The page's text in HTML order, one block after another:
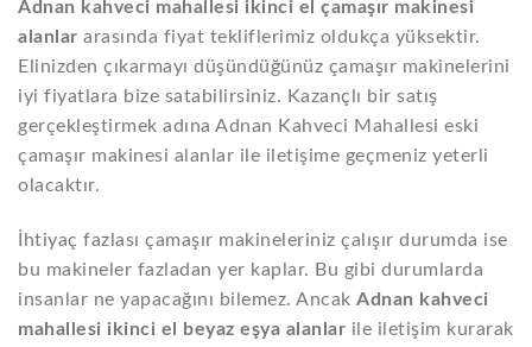
Adnan kahveci mahallesi ikinci el çamaşır makinesi
alanlar arasında fiyat tekliflerimiz oldukça yüksektir.
Elinizden çıkarmayı düşündüğünüz çamaşır makinelerini
iyi fiyatlara bize satabilirsiniz. Kazançlı bir satış
gerçekleştirmek adına Adnan Kahveci Mahallesi eski
çamaşır makinesi alanlar ile iletişime geçmeniz yeterli
olacaktır.
İhtiyaç fazlası çamaşır makineleriniz çalışır durumda ise
bu makineler fazladan yer kaplar. Bu gibi durumlarda
insanlar ne yapacağını bilemez. Ancak Adnan kahveci
mahallesi ikinci el beyaz eşya alanlar ile iletişim kurarak